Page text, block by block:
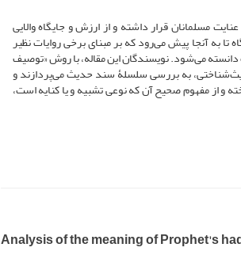
مسلمانان قرار داشته و از ارزش و جایگاه والایی
به آنجا پیش می‌رود که بر مبنای برخی روایات نظیر
می‌شود. نویسندگان این مقاله، با روش «توصیف
به بررسی سلسلۀ سند حدیث می‌پردازند و
و از مفهوم صحیح آن که نوعی تشبیه و یا کنایه است،
Analysis of the meaning of Prophet's